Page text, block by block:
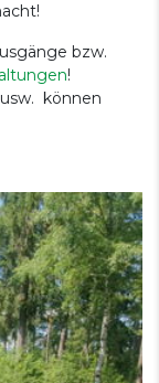
bzw.
!
können